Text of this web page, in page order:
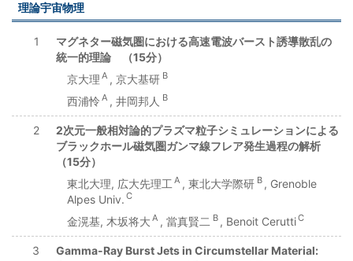
理論宇宙物理
1
マグネター磁気圏における高速電波バースト誘導散乱の
統一的理論 （15分）
京大理 A , 京大基研 B
西浦怜 A , 井岡邦人 B
2
2次元一般相対論的プラズマ粒子シミュレーションによる
ブラックホール磁気圏ガンマ線フレア発生過程の解析
（15分）
東北大理, 広大先理工 A , 東北大学際研 B , Grenoble
Alpes Univ. C
金滉基, 木坂将大 A , 當真賢二 B , Benoit CeruttiC
3
Gamma-Ray Burst Jets in Circumstellar Material: